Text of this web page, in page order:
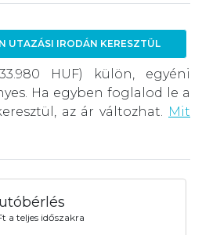
UTAZÁSI IRODÁN KERESZTÜL
HUF) külön, egyéni
Ha egyben foglalod le a
az ár változhat. Mit
a teljes időszakra